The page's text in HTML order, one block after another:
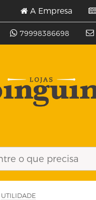
79998386698
A Empresa
UTILIDADE